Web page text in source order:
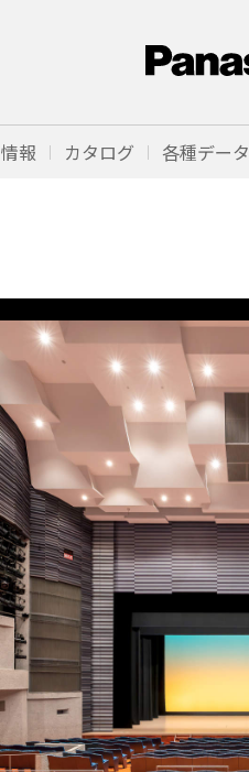
報 カタログ 各種データ